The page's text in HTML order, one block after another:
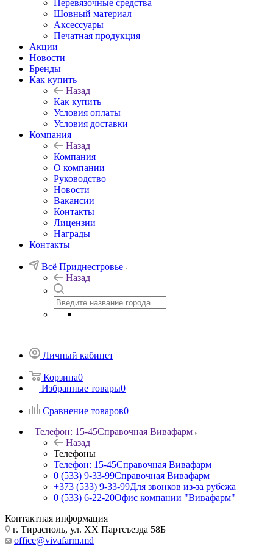
Перевязочные средства
Шовный материал
Аксессуары
Печатная продукция
Акции
Новости
Бренды
Как купить
Назад
Как купить
Условия оплаты
Условия доставки
Компания
Назад
Компания
О компании
Руководство
Новости
Вакансии
Контакты
Лицензии
Награды
Контакты
Всё Приднестровье
Назад
Личный кабинет
Корзина0
Избранные товары0
Сравнение товаров0
Телефон: 15-45Справочная Вивафарм
Назад
Телефоны
Телефон: 15-45Справочная Вивафарм
0 (533) 9-33-99Справочная Вивафарм
+373 (533) 9-33-99Для звонков из-за рубежа
0 (533) 6-22-20Офис компании "Вивафарм"
Контактная информация
г. Тирасполь, ул. ХХ Партсъезда 58Б
office@vivafarm.md